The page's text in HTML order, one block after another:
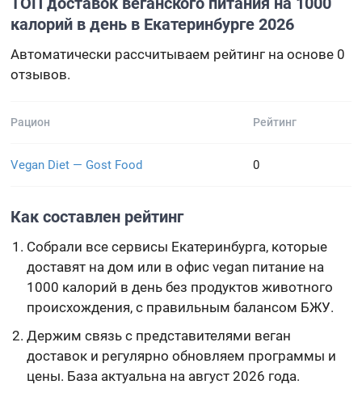
калорий в день в Екатеринбурге 2026
Автоматически рассчитываем рейтинг на основе 0
отзывов.
Рацион Рейтинг
Vegan Diet — Gost Food 0
Как составлен рейтинг
Собрали все сервисы Екатеринбурга, которые
доставят на дом или в офис vegan питание на
1000 калорий в день без продуктов животного
происхождения, с правильным балансом БЖУ.
Держим связь с представителями веган
доставок и регулярно обновляем программы и
цены. База актуальна на август 2026 года.